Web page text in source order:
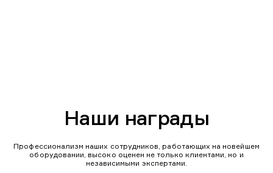
Наши награды
Профессионализм наших сотрудников, работающих на новейшем
оборудовании, высоко оценен не только клиентами, но и
независимыми экспертами.